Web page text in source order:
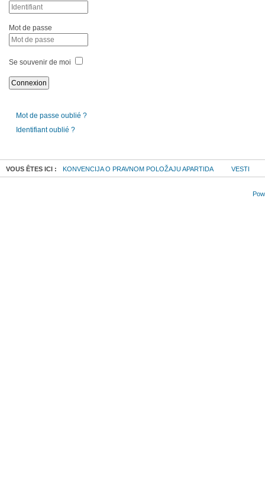
Mot de passe
Se souvenir de moi
Mot de passe oublié ?
Identifiant oublié ?
VOUS ÊTES ICI : KONVENCIJA O PRAVNOM POLOŽAJU APARTIDA VESTI